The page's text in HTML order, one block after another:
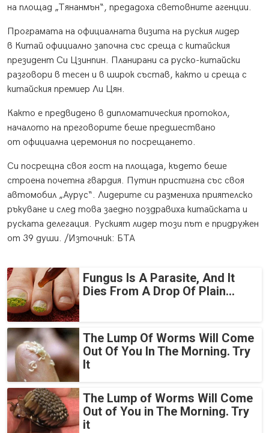
на площад „Тянанмън“, предадоха световните агенции.
Програмата на официалната визита на руския лидер
в Китай официално започна със среща с китайския
президент Си Цзинпин. Планирани са руско-китайски
разговори в тесен и в широк състав, както и среща с
китайския премиер Ли Цян.
Както е предвидено в дипломатическия протокол,
началото на преговорите беше предшествано
от официална церемония по посрещането.
Си посрещна своя гост на площада, където беше
строена почетна гвардия. Путин пристигна със своя
автомобил „Аурус“. Лидерите си размениха приятелско
ръкуване и след това заедно поздравиха китайската и
руската делегация. Руският лидер този път е придружен
от 39 души. /Източник: БТА
Fungus Is A Parasite, And It
Dies From A Drop Of Plain...
The Lump Of Worms Will Come
Out Of You In The Morning. Try
It
The Lump of Worms Will Come
Out of You in The Morning. Try
it